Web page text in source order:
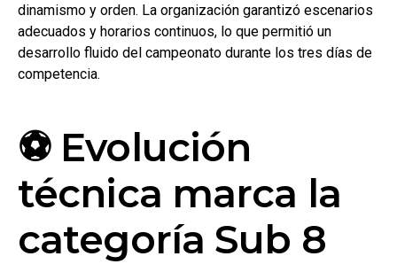
dinamismo y orden. La organización garantizó escenarios
adecuados y horarios continuos, lo que permitió un
desarrollo fluido del campeonato durante los tres días de
competencia.
⚽ Evolución
técnica marca la
categoría Sub 8